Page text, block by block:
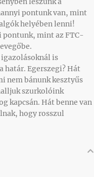
pontunk van, mint
helyében lenni!
pontunk, mint az FTC-
is
határ. Egerszegi? Hát
nem bánunk kesztyűs
szurkolóink
kapcsán. Hát benne van
hogy rosszul